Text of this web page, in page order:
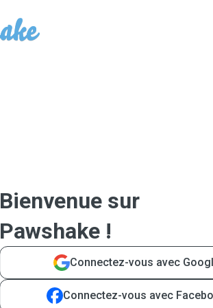
Bienvenue sur
Pawshake !
Connectez-vous avec
Connectez-vous avec